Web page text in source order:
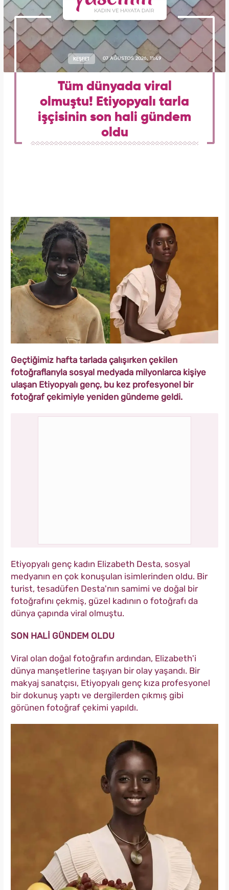
KEŞFET 07 AĞUSTOS 2026, 11:49
Tüm dünyada viral
olmuştu! Etiyopyalı tarla
işçisinin son hali gündem
oldu
Geçtiğimiz hafta tarlada çalışırken çekilen
fotoğraflarıyla sosyal medyada milyonlarca kişiye
ulaşan Etiyopyalı genç, bu kez profesyonel bir
fotoğraf çekimiyle yeniden gündeme geldi.
Etiyopyalı genç kadın Elizabeth Desta, sosyal
medyanın en çok konuşulan isimlerinden oldu. Bir
turist, tesadüfen Desta'nın samimi ve doğal bir
fotoğrafını çekmiş, güzel kadının o fotoğrafı da
dünya çapında viral olmuştu.
SON HALİ GÜNDEM OLDU
Viral olan doğal fotoğrafın ardından, Elizabeth'i
dünya manşetlerine taşıyan bir olay yaşandı. Bir
makyaj sanatçısı, Etiyopyalı genç kıza profesyonel
bir dokunuş yaptı ve dergilerden çıkmış gibi
görünen fotoğraf çekimi yapıldı.